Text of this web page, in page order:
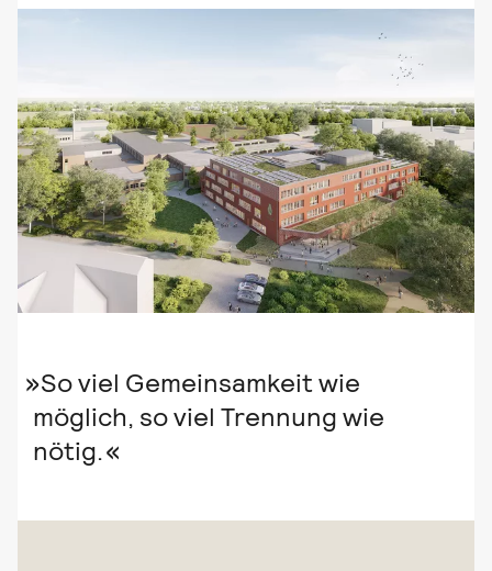
So viel Gemeinsamkeit wie
möglich, so viel Trennung wie
nötig.